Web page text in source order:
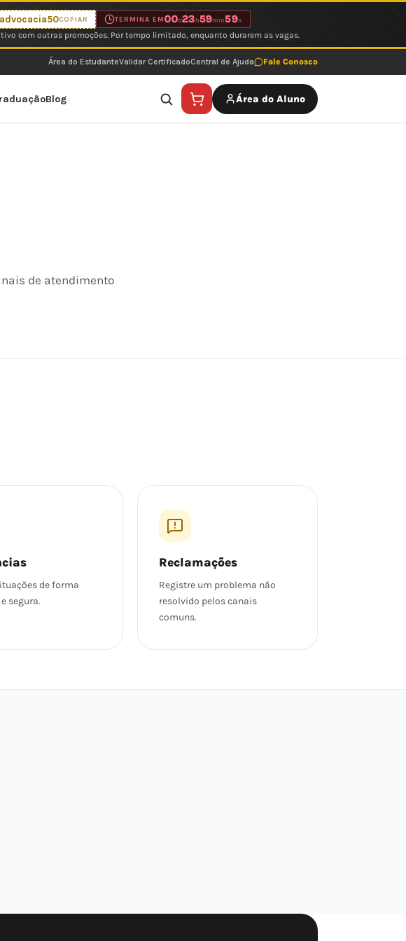
COPIAR TERMINA EM00d 23 h59min59s
com outras promoções. Por tempo limitado, enquanto durarem as vagas.
Área do EstudanteValidar CertificadoCentral de Ajuda Fale Conosco
Blog Área do Aluno
de atendimento
de forma
segura.
Reclamações
Registre um problema não
resolvido pelos canais
comuns.